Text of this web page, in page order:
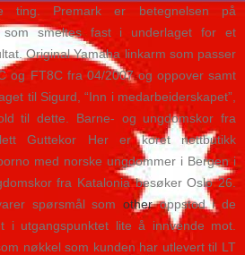
ting. Premark er betegnelsen på
som smeltes fast i underlaget for et
Original Yamaha linkarm som passer
og FT8C fra 04/2007 og oppover samt
til Sigurd, “Inn i medarbeiderskapet”,
til dette. Barne- og ungdomskor fra
Guttekor Her er koret nettbutikk
med norske ungdommer i Bergen i
fra Katalonia besøker Oslo 26.
spørsmål som otheroppstod i de
i utgangspunktet lite å innvende mot.
nøkkel som kunden har utlevert til LT